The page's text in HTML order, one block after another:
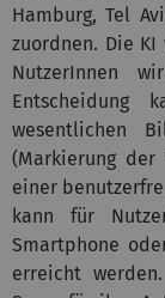
Hamburg, Tel
zuordnen. Die
NutzerInnen
wesentlichen
(Markierung
einer
kann für
Smartphone
erreicht